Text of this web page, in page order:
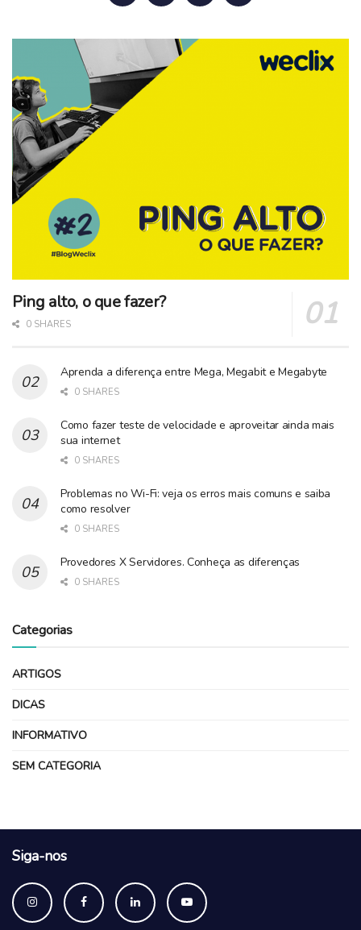
Ping alto, o que fazer?
0 SHARES
Aprenda a diferença entre Mega, Megabit e Megabyte
0 SHARES
Como fazer teste de velocidade e aproveitar ainda mais
sua internet
0 SHARES
Problemas no Wi-Fi: veja os erros mais comuns e saiba
como resolver
0 SHARES
Provedores X Servidores. Conheça as diferenças
0 SHARES
Categorias
ARTIGOS
DICAS
INFORMATIVO
SEM CATEGORIA
Siga-nos